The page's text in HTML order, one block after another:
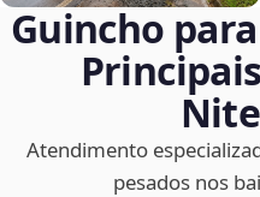
Guincho
Atendimento
pesados nos